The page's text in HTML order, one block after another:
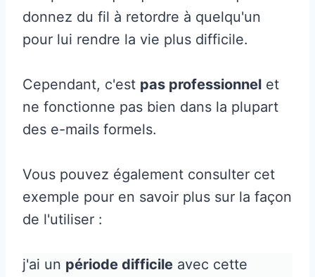
donnez du fil à retordre à quelqu'un
pour lui rendre la vie plus difficile.
Cependant, c'est pas professionnel et
ne fonctionne pas bien dans la plupart
des e-mails formels.
Vous pouvez également consulter cet
exemple pour en savoir plus sur la façon
de l'utiliser :
j'ai un période difficile avec cette